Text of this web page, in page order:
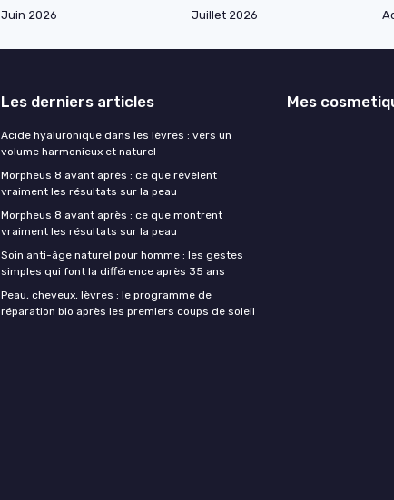
Juin 2026 Juillet 2026
Les derniers articles
Acide hyaluronique dans les lèvres : vers un
volume harmonieux et naturel
Morpheus 8 avant après : ce que révèlent
vraiment les résultats sur la peau
Morpheus 8 avant après : ce que montrent
vraiment les résultats sur la peau
Soin anti-âge naturel pour homme : les gestes
simples qui font la différence après 35 ans
Peau, cheveux, lèvres : le programme de
réparation bio après les premiers coups de soleil
Mes